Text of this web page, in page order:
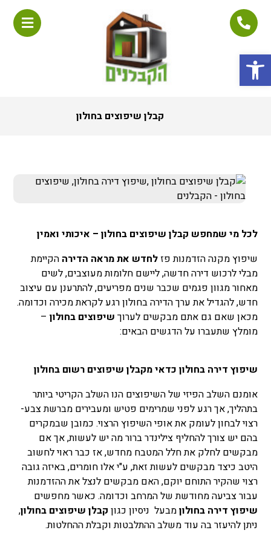
פתח סרגל נגישות
קבלן שיפוצים בחולון
לכל מי שמחפש קבלן שיפוצים בחולון – איכותי ואמין
שיפוץ מקנה הזדמנות פזלחדש את מראה הדירה הקיימת
מבלי לרכוש דירה חדשה, ליישם חלומות מעוצבים, לשים
מאחור מגוון פגמים שכבר שנים מפריעים, להתרענן עם עיצוב
חדש, להגדיל את ערך הדירה בחולון רגע לקראת מכירה וכדומה.
מכאן שאם גם אתם מבקשים לערוך שיפוצים בחולון –
מומלץ שתעברו על הדגשים הבאים:
שיפוץ דירה בחולון כדאי מקבלן שיפוצים רשום בחולון
אומנם השלב הפיזי של השיפוצים הנו השלב הקריטי ביותר
בתהליך, אך רגע לפני שמרימים פטיש ומעבירים מברשת צבע-
רצוי לבחון לעומק את אופי השיפוץ הרצוי. כמובן שבמקרים
בהם יש צורך להחליף צילינדר ברור מה יש לעשות, אך אם
מבקשים לחלק את חלל המטבח מחדש, אז כבר ראוי לחשוב
היטב כיצד מבקשים לעשות זאת, ע"י אלו חומרים, באיזה גובה
רצוי שהקיר התוחם יוקם, האם מבקשים לנצל את ההזדמנות
עבור צביעה מחודשת של המרחב וכדומה. כאשר מחפשים
שיפוץ דירה בחולוןמבעל ניסיון כגון קבלן שיפוצים בחולון,
ניתן להיעזר בה עוד משלב ההתלבטות וקבלת ההחלטות.